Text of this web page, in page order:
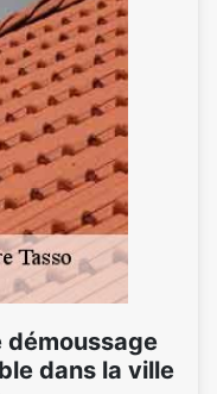
démoussage
dans la ville